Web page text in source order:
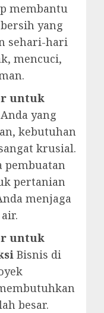
membantu
yang
sehari-hari
mencuci,
untuk
yang
kebutuhan
krusial.
pembuatan
pertanian
menjaga
untuk
Bisnis di
besar.